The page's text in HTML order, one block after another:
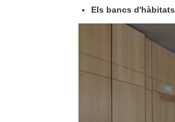
Els bancs d'hàbitats